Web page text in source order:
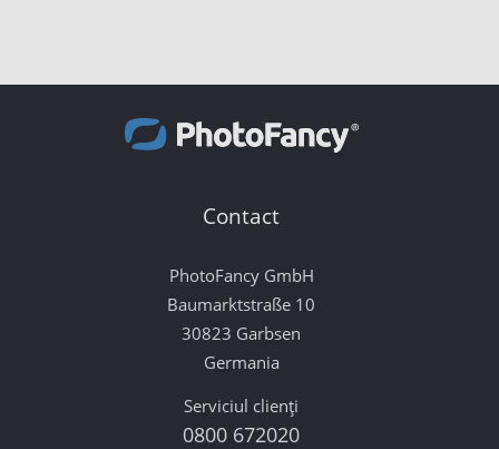
Contact
PhotoFancy GmbH
Baumarktstraße 10
30823 Garbsen
Germania
Serviciul clienți
0800 672020